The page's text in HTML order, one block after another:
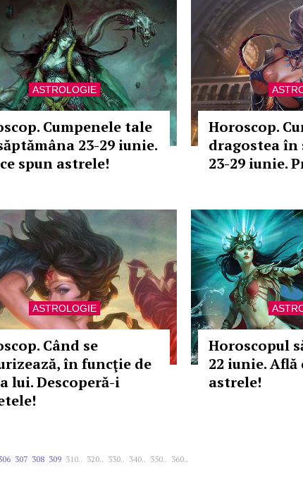
ASTROLOGIE
Cumpenele tale
23-29 iunie.
spun astrele!
Horoscop.
dragostea în
23-29 iunie.
ASTROLOGIE
Când se
în funcţie de
lui. Descoperă-i
Horoscopul
22 iunie. Află
astrele!
307 308 309 310.. 320.. 330.. 340.. 350.. 360..